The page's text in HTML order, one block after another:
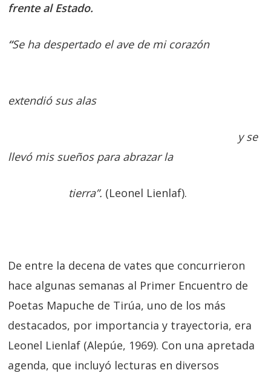
frente al Estado.
“Se ha despertado el ave de mi corazón
extendió sus alas
y se
llevó mis sueños para abrazar la
tierra”. (Leonel Lienlaf).
De entre la decena de vates que concurrieron
hace algunas semanas al Primer Encuentro de
Poetas Mapuche de Tirúa, uno de los más
destacados, por importancia y trayectoria, era
Leonel Lienlaf (Alepúe, 1969). Con una apretada
agenda, que incluyó lecturas en diversos